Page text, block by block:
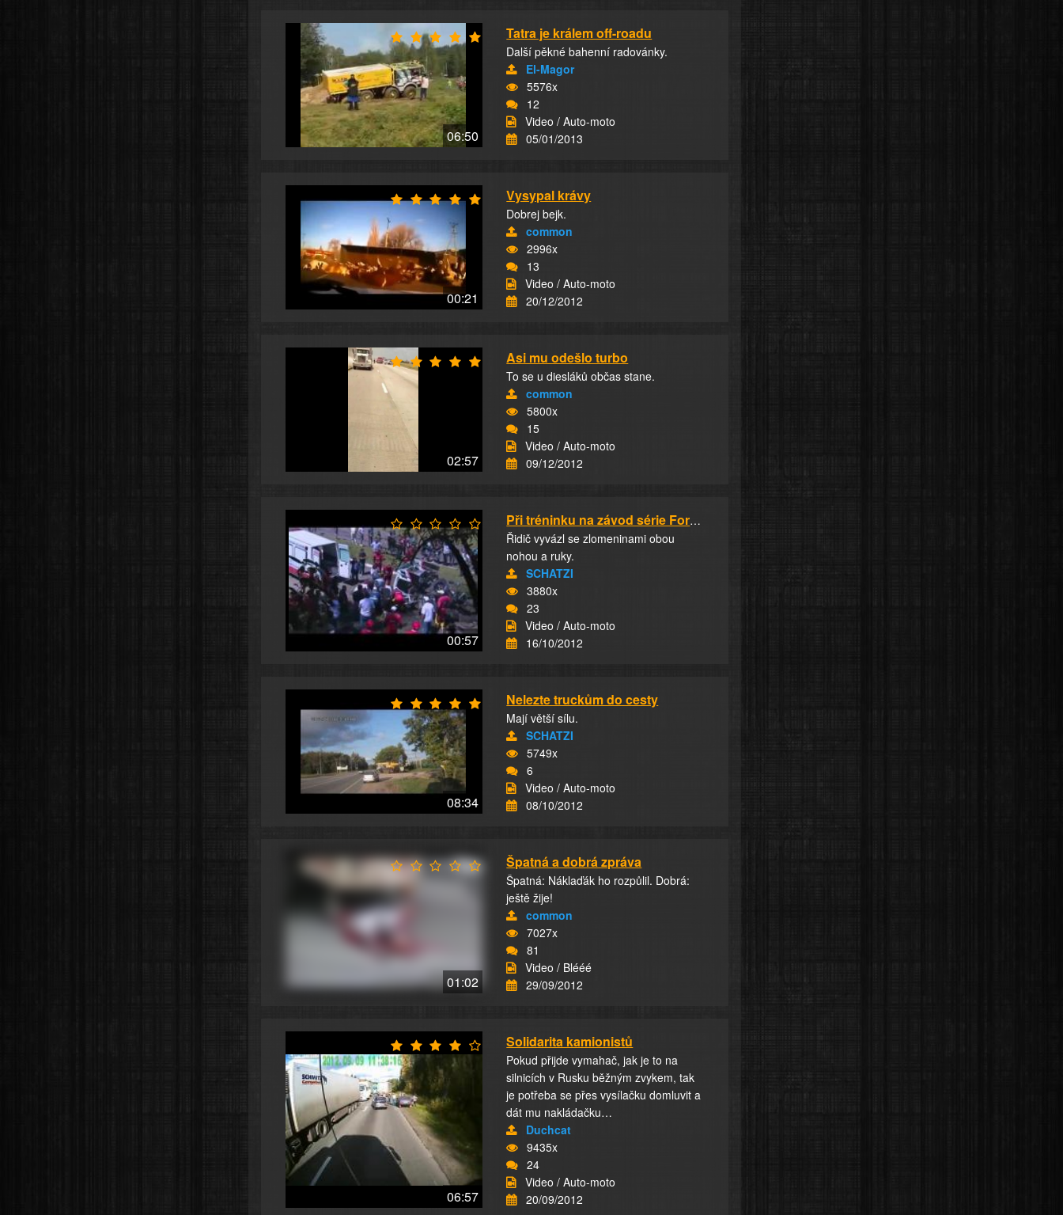
06:50
Tatra je králem off-roadu
Další pěkné bahenní radovánky.
El-Magor
5576x
12
Video / Auto-moto
05/01/2013
00:21
Vysypal krávy
Dobrej bejk.
common
2996x
13
Video / Auto-moto
20/12/2012
02:57
Asi mu odešlo turbo
To se u diesláků občas stane.
common
5800x
15
Video / Auto-moto
09/12/2012
00:57
Při tréninku na závod série Formula Truck v b...
Řidič vyvázl se zlomeninami obou
nohou a ruky.
SCHATZI
3880x
23
Video / Auto-moto
16/10/2012
08:34
Nelezte truckům do cesty
Mají větší sílu.
SCHATZI
5749x
6
Video / Auto-moto
08/10/2012
01:02
Špatná a dobrá zpráva
Špatná: Náklaďák ho rozpůlil. Dobrá:
ještě žije!
common
7027x
81
Video / Blééé
29/09/2012
06:57
Solidarita kamionistů
Pokud přijde vymahač, jak je to na
silnicích v Rusku běžným zvykem, tak
je potřeba se přes vysílačku domluvit a
dát mu nakládačku…
Duchcat
9435x
24
Video / Auto-moto
20/09/2012